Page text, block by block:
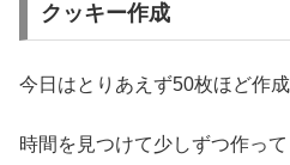
クッキー作成
今日はとりあえず50枚ほど作成
時間を見つけて少しずつ作っ